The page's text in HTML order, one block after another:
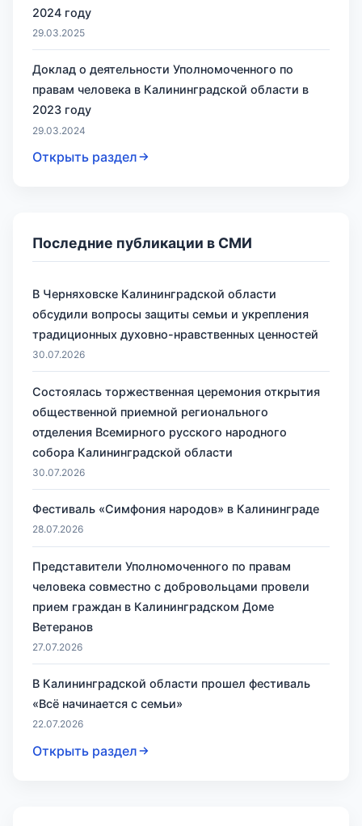
2024 году
29.03.2025
Доклад о деятельности Уполномоченного по
правам человека в Калининградской области в
2023 году
29.03.2024
Открыть раздел
Последние публикации в СМИ
В Черняховске Калининградской области
обсудили вопросы защиты семьи и укрепления
традиционных духовно-нравственных ценностей
30.07.2026
Состоялась торжественная церемония открытия
общественной приемной регионального
отделения Всемирного русского народного
собора Калининградской области
30.07.2026
Фестиваль «Симфония народов» в Калининграде
28.07.2026
Представители Уполномоченного по правам
человека совместно с добровольцами провели
прием граждан в Калининградском Доме
Ветеранов
27.07.2026
В Калининградской области прошел фестиваль
«Всё начинается с семьи»
22.07.2026
Открыть раздел